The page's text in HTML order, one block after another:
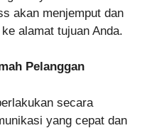
akan menjemput dan
alamat tujuan Anda.
Pelanggan
secara
yang cepat dan